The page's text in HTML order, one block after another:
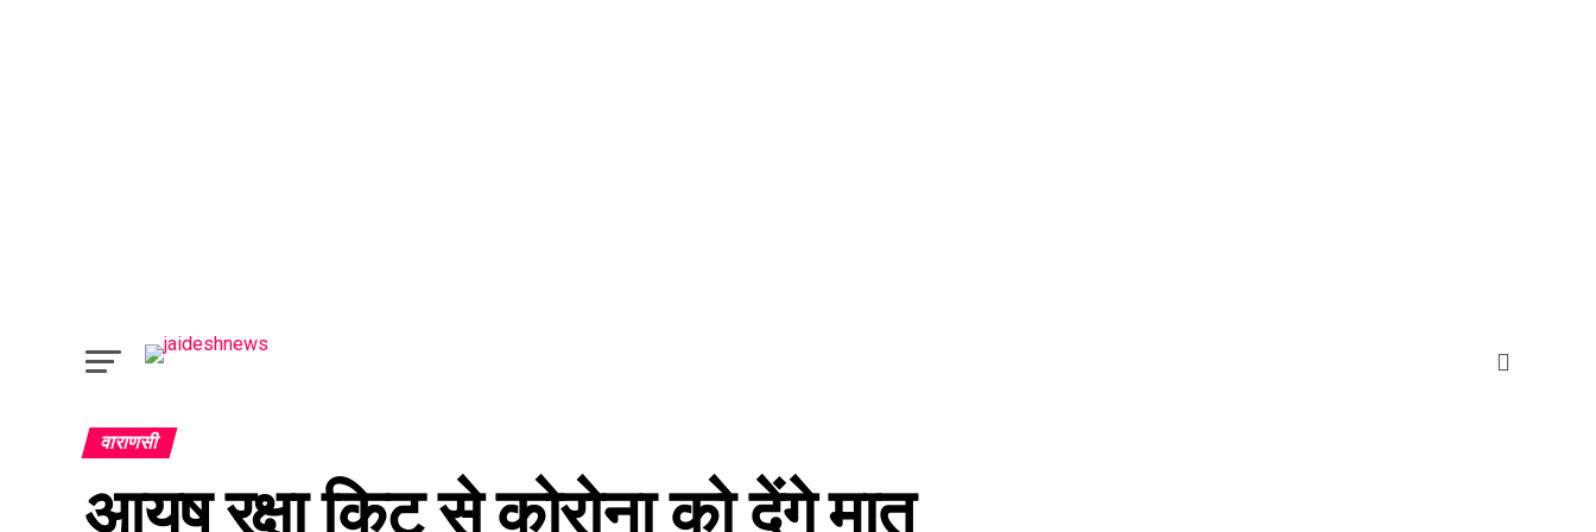
वाराणसी
आयुष रक्षा किट से कोरोना को देंगे मात